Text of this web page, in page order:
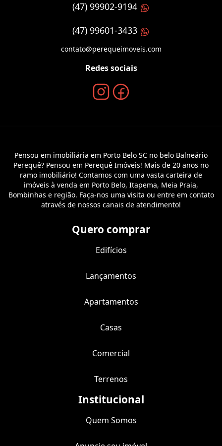
(47) 99902-9194
(47) 99601-3433
contato@perequeimoveis.com
Redes sociais
Pensou em imobiliária em Porto Belo SC no belo Balneário
Perequê? Pensou em Perequê Imóveis! Mais de 20 anos no
ramo imobiliário! Contamos com uma vasta carteira de
imóveis à venda em Porto Belo, Itapema, Meia Praia,
Bombinhas e região. Faça-nos uma visita ou entre em contato
através de nossos canais de atendimento!
Quero comprar
Edifícios
Lançamentos
Apartamentos
Casas
Comercial
Terrenos
Institucional
Quem Somos